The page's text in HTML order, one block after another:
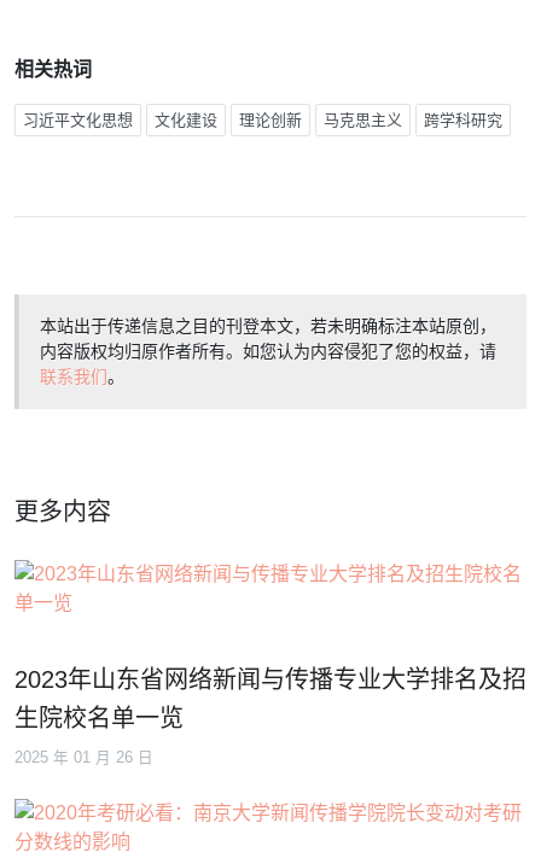
相关热词
习近平文化思想 文化建设 理论创新 马克思主义 跨学科研究
本站出于传递信息之目的刊登本文，若未明确标注本站原创，
内容版权均归原作者所有。如您认为内容侵犯了您的权益，请
联系我们。
更多内容
2023年山东省网络新闻与传播专业大学排名及招
生院校名单一览
2025 年 01 月 26 日